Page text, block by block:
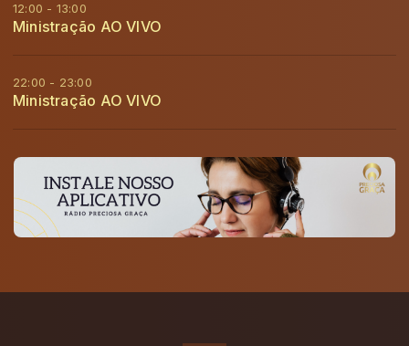
12:00 - 13:00
Ministração AO VIVO
22:00 - 23:00
Ministração AO VIVO